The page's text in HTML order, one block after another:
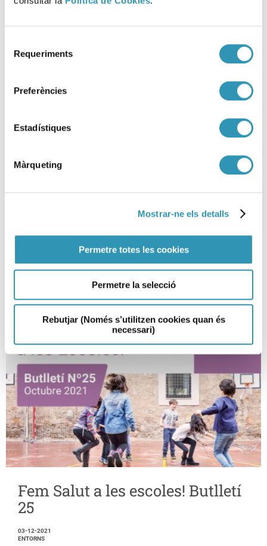
Requeriments
Preferències
Estadístiques
Màrqueting
Mostrar-ne els detalls
Permetre totes les cookies
Permetre la selecció
Rebutjar (Només s’utilitzen cookies quan és
necessari)
Barcelona Salut als barris.
02-02-2022
Fem Salut a les escoles! Butlletí
25
03-12-2021
ENTORNS